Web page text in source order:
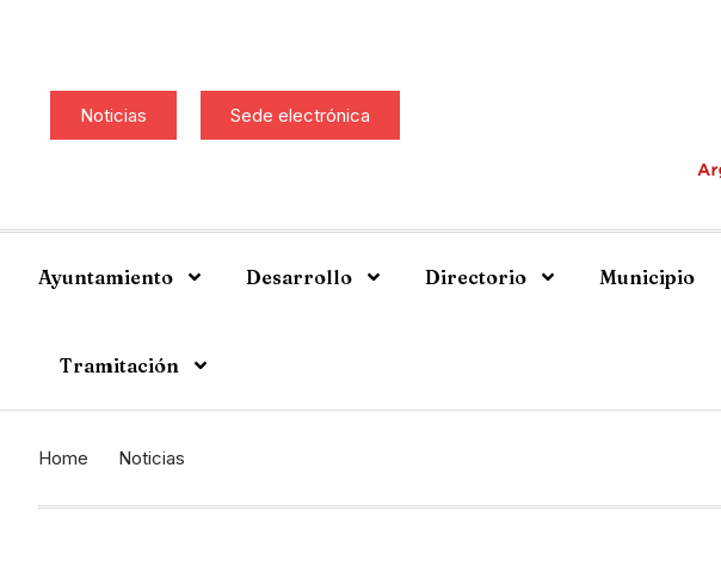
Noticias Sede electrónica
Ayuntamiento Desarrollo Directorio Municipio
Tramitación
Home Noticias